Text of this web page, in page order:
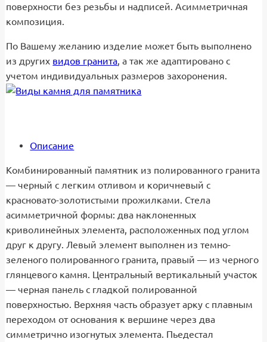
поверхности без резьбы и надписей. Асимметричная
композиция.
По Вашему желанию изделие может быть выполнено
из других видов гранита, а так же адаптировано с
учетом индивидуальных размеров захоронения.
Описание
Комбинированный памятник из полированного гранита
— черный с легким отливом и коричневый с
красновато-золотистыми прожилками. Стела
асимметричной формы: два наклоненных
криволинейных элемента, расположенных под углом
друг к другу. Левый элемент выполнен из темно-
зеленого полированного гранита, правый — из черного
глянцевого камня. Центральный вертикальный участок
— черная панель с гладкой полированной
поверхностью. Верхняя часть образует арку с плавным
переходом от основания к вершине через два
симметрично изогнутых элемента. Пьедестал